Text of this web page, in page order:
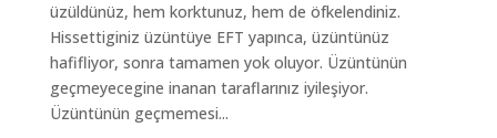
üzüldünüz, hem korktunuz, hem de öfkelendiniz.
Hissettiginiz üzüntüye EFT yapınca, üzüntünüz
hafifliyor, sonra tamamen yok oluyor. Üzüntünün
geçmeyecegine inanan taraflarınız iyileşiyor.
Üzüntünün geçmemesi...